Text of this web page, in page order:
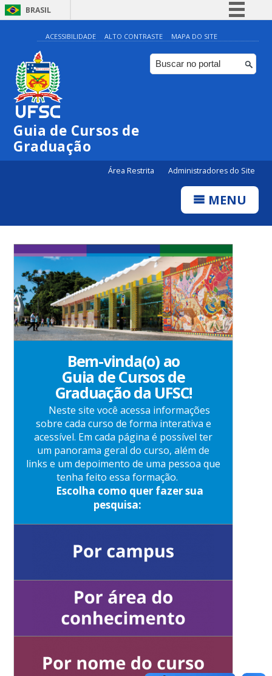
BRASIL
Simplifique!
Comunica BR
Participe
ACESSIBILIDADE ALTO CONTRASTE MAPA DO SITE
Guia de Cursos de
Graduação
Área Restrita Administradores do Site
MENU
Bem-vinda(o) ao
Guia de Cursos de
Graduação da UFSC!
Neste site você acessa informações
sobre cada curso de forma interativa e
acessível. Em cada página é possível ter
um panorama geral do curso, além de
links e um depoimento de uma pessoa que
tenha feito essa formação.
Escolha como quer fazer sua
pesquisa: